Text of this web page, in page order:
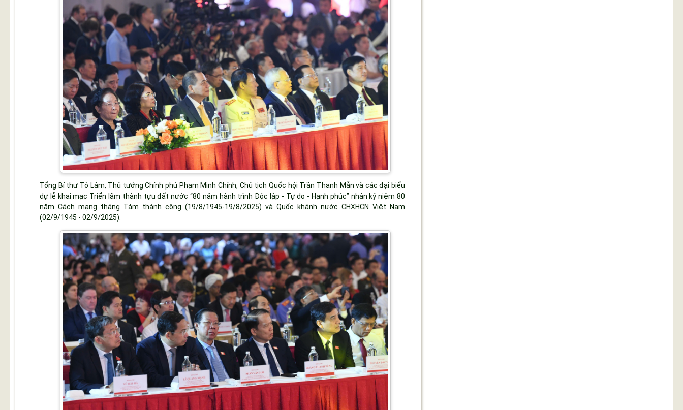
Tổng Bí thư Tô Lâm, Thủ tướng Chính phủ Phạm Minh Chính, Chủ tịch Quốc hội Trần Thanh Mẫn và các đại biểu
dự lễ khai mạc Triển lãm thành tựu đất nước “80 năm hành trình Độc lập - Tự do - Hạnh phúc” nhân kỷ niệm 80
năm Cách mạng tháng Tám thành công (19/8/1945-19/8/2025) và Quốc khánh nước CHXHCN Việt Nam
(02/9/1945 - 02/9/2025).